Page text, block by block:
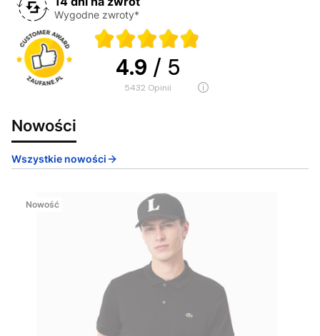
Wygodne zwroty*
4.9 / 5
5432 opinii
Nowości
Wszystkie nowości
Nowość